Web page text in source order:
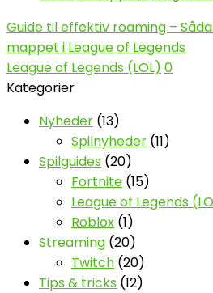
Guide til effektiv roaming –
mappet i League of Legends
League of Legends (LOL) 0
Kategorier
Nyheder (13)
Spilnyheder (11)
Spilguides (20)
Fortnite (15)
League of Legends
Roblox (1)
Streaming (20)
Twitch (20)
Tips & tricks (12)